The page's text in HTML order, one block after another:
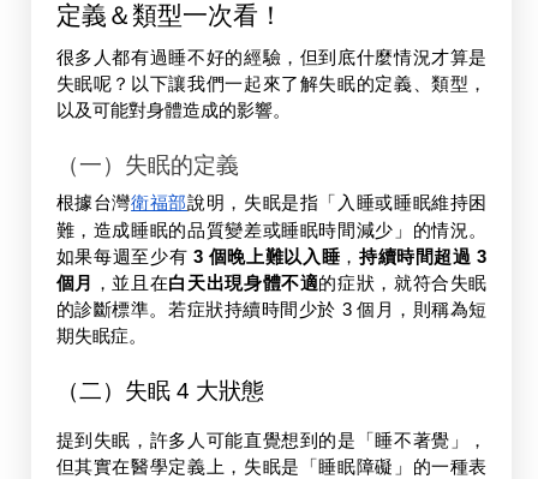
定義＆類型一次看！
很多人都有過睡不好的經驗，但到底什麼情況才算是
失眠呢？以下讓我們一起來了解失眠的定義、類型，
以及可能對身體造成的影響。
（一）失眠的定義
根據台灣衛福部說明，失眠是指「入睡或睡眠維持困
難，造成睡眠的品質變差或睡眠時間減少」的情況。
如果每週至少有 3 個晚上難以入睡 ， 持續時間超過 3
個月
，並且在白天出現身體不適的症狀，就符合失眠
的診斷標準。若症狀持續時間少於 3 個月，則稱為短
期失眠症。
（二）失眠 4 大狀態
提到失眠，許多人可能直覺想到的是「睡不著覺」，
但其實在醫學定義上，失眠是「睡眠障礙」的一種表